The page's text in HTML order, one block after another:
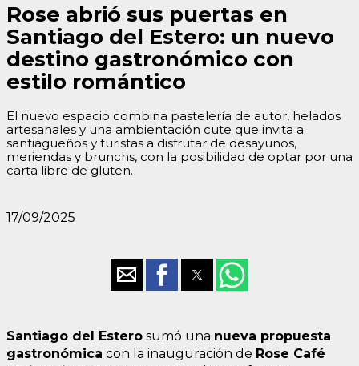
Rose abrió sus puertas en
Santiago del Estero: un nuevo
destino gastronómico con
estilo romántico
El nuevo espacio combina pastelería de autor, helados
artesanales y una ambientación cute que invita a
santiagueños y turistas a disfrutar de desayunos,
meriendas y brunchs, con la posibilidad de optar por una
carta libre de gluten.
17/09/2025
Santiago del Estero sumó una nueva propuesta
gastronómica con la inauguración de Rose Café